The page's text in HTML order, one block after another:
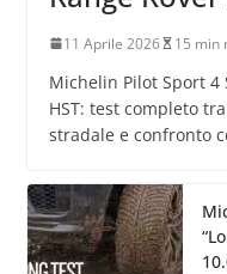
11 Aprile 2026 15 min
Michelin Pilot Sport 4
HST: test completo
stradale e confronto